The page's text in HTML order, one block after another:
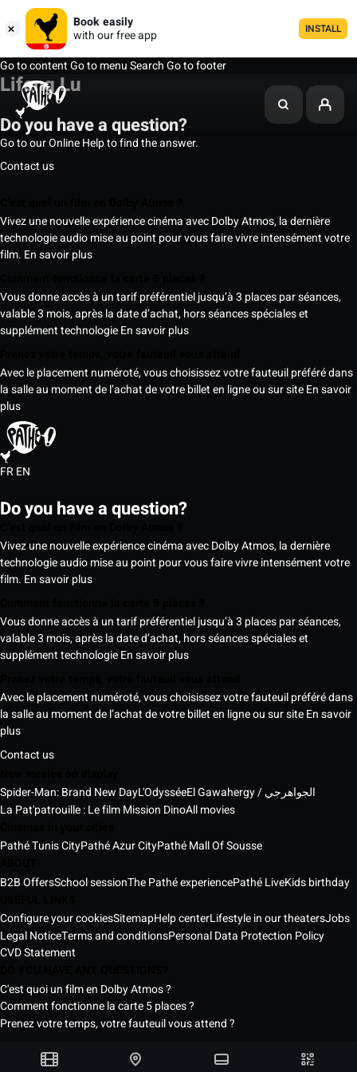
Book easily
with our free app
INSTALL
Go to contentGo to menuSearchGo to footer
Lifeng Lu
Do you have a question?
Go to our Online Help to find the answer.
Contact us
Vivez une nouvelle expérience cinéma avec Dolby Atmos, la dernière
technologie audio mise au point pour vous faire vivre intensément votre
film. En savoir plus
Vous donne accès à un tarif préférentiel jusqu’à 3 places par séances,
valable 3 mois, après la date d’achat, hors séances spéciales et
supplément technologieEn savoir plus
Avec le placement numéroté, vous choisissez votre fauteuil préféré dans
la salle au moment de l’achat de votre billet en ligne ou sur siteEn savoir
plus
FREN
Do you have a question?
Vivez une nouvelle expérience cinéma avec Dolby Atmos, la dernière
technologie audio mise au point pour vous faire vivre intensément votre
film. En savoir plus
Vous donne accès à un tarif préférentiel jusqu’à 3 places par séances,
valable 3 mois, après la date d’achat, hors séances spéciales et
supplément technologieEn savoir plus
Avec le placement numéroté, vous choisissez votre fauteuil préféré dans
la salle au moment de l’achat de votre billet en ligne ou sur siteEn savoir
plus
Contact us
Spider-Man: Brand New DayL'Odyssée
El Gawahergy / الجواهرجي
La Pat'patrouille : Le film Mission DinoAll movies
Pathé Tunis CityPathé Azur CityPathé Mall Of Sousse
B2B OffersSchool sessionThe Pathé experiencePathé LiveKids birthday
Configure your cookiesSitemapHelp centerLifestyle in our theatersJobs
Legal NoticeTerms and conditionsPersonal Data Protection Policy
CVD Statement
C'est quoi un film en Dolby Atmos ?
Comment fonctionne la carte 5 places ?
Prenez votre temps, votre fauteuil vous attend ?
Pathé Tunisia Cinemas © 2026